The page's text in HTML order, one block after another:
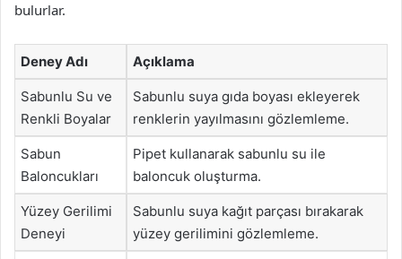
bulurlar.
Deney Adı Açıklama
Sabunlu Su ve
Renkli Boyalar
Sabunlu suya gıda boyası ekleyerek
renklerin yayılmasını gözlemleme.
Sabun
Baloncukları
Pipet kullanarak sabunlu su ile
baloncuk oluşturma.
Yüzey Gerilimi
Deneyi
Sabunlu suya kağıt parçası bırakarak
yüzey gerilimini gözlemleme.